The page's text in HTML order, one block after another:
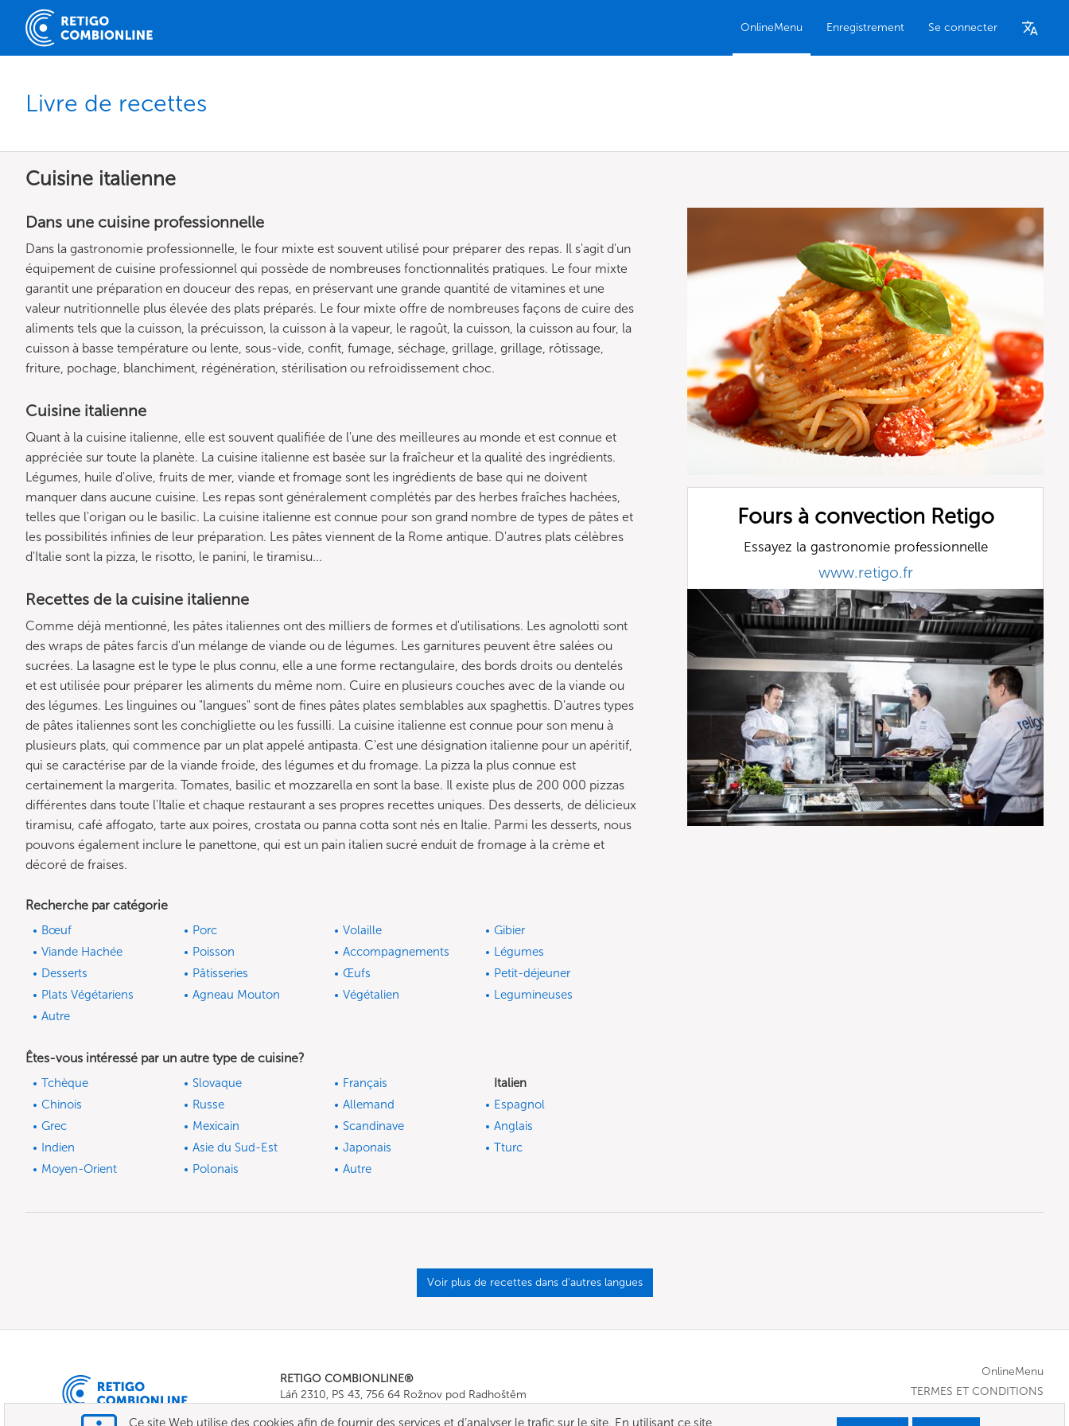
OnlineMenu Enregistrement Se connecter
Livre de recettes
Cuisine italienne
Dans une cuisine professionnelle
Dans la gastronomie professionnelle, le four mixte est souvent utilisé pour préparer des repas. Il s'agit d'un
équipement de cuisine professionnel qui possède de nombreuses fonctionnalités pratiques. Le four mixte
garantit une préparation en douceur des repas, en préservant une grande quantité de vitamines et une
valeur nutritionnelle plus élevée des plats préparés. Le four mixte offre de nombreuses façons de cuire des
aliments tels que la cuisson, la précuisson, la cuisson à la vapeur, le ragoût, la cuisson, la cuisson au four, la
cuisson à basse température ou lente, sous-vide, confit, fumage, séchage, grillage, grillage, rôtissage,
friture, pochage, blanchiment, régénération, stérilisation ou refroidissement choc.
Cuisine italienne
Quant à la cuisine italienne, elle est souvent qualifiée de l'une des meilleures au monde et est connue et
appréciée sur toute la planète. La cuisine italienne est basée sur la fraîcheur et la qualité des ingrédients.
Légumes, huile d'olive, fruits de mer, viande et fromage sont les ingrédients de base qui ne doivent
manquer dans aucune cuisine. Les repas sont généralement complétés par des herbes fraîches hachées,
telles que l'origan ou le basilic. La cuisine italienne est connue pour son grand nombre de types de pâtes et
les possibilités infinies de leur préparation. Les pâtes viennent de la Rome antique. D'autres plats célèbres
d'Italie sont la pizza, le risotto, le panini, le tiramisu...
Recettes de la cuisine italienne
Comme déjà mentionné, les pâtes italiennes ont des milliers de formes et d'utilisations. Les agnolotti sont
des wraps de pâtes farcis d'un mélange de viande ou de légumes. Les garnitures peuvent être salées ou
sucrées. La lasagne est le type le plus connu, elle a une forme rectangulaire, des bords droits ou dentelés
et est utilisée pour préparer les aliments du même nom. Cuire en plusieurs couches avec de la viande ou
des légumes. Les linguines ou "langues" sont de fines pâtes plates semblables aux spaghettis. D'autres types
de pâtes italiennes sont les conchigliette ou les fussilli. La cuisine italienne est connue pour son menu à
plusieurs plats, qui commence par un plat appelé antipasta. C'est une désignation italienne pour un apéritif,
qui se caractérise par de la viande froide, des légumes et du fromage. La pizza la plus connue est
certainement la margerita. Tomates, basilic et mozzarella en sont la base. Il existe plus de 200 000 pizzas
différentes dans toute l'Italie et chaque restaurant a ses propres recettes uniques. Des desserts, de délicieux
tiramisu, café affogato, tarte aux poires, crostata ou panna cotta sont nés en Italie. Parmi les desserts, nous
pouvons également inclure le panettone, qui est un pain italien sucré enduit de fromage à la crème et
décoré de fraises.
Fours à convection Retigo
Essayez la gastronomie professionnelle
www.retigo.fr
Recherche par catégorie
Bœuf Porc Volaille
Gibier
Viande Hachée
Poisson Accompagnements
Légumes
Desserts
Pâtisseries Œufs
Petit-déjeuner
Plats Végétariens
Agneau Mouton Végétalien
Legumineuses
Autre
Êtes-vous intéressé par un autre type de cuisine?
Tchèque Slovaque Français
Italien
Chinois
Russe Allemand
Espagnol
Grec
Mexicain Scandinave
Anglais
Indien
Asie du Sud-Est Japonais
Tturc
Moyen-Orient
Polonais Autre
Voir plus de recettes dans d'autres langues
RETIGO COMBIONLINE®
Láň 2310, PS 43, 756 64 Rožnov pod Radhoštěm
OnlineMenu
TERMES ET CONDITIONS
Ce site Web utilise des cookies afin de fournir des services et d’analyser le trafic sur le site. En utilisant ce site